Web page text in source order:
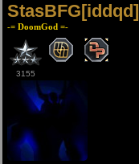
StasBFG[iddqd]
-= DoomGod =-
3155